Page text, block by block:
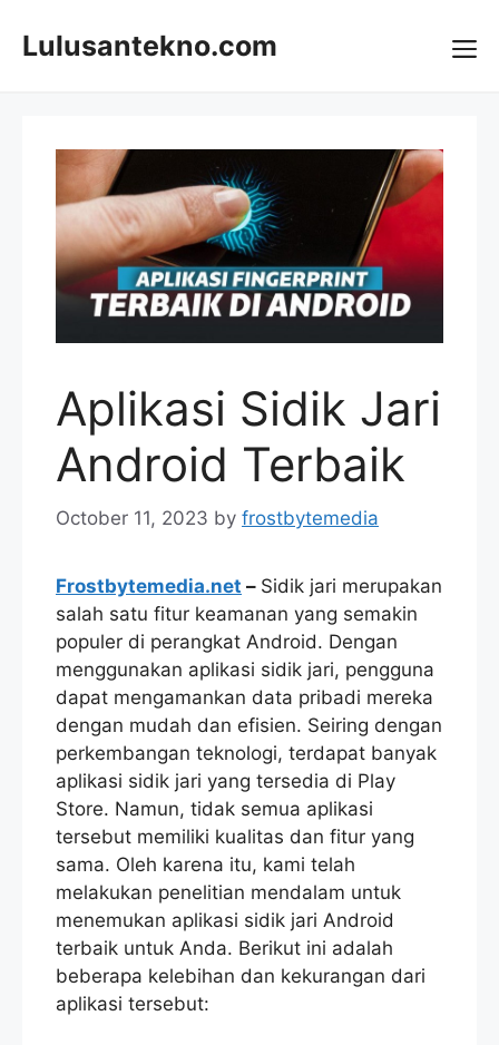
Lulusantekno.com
Aplikasi Sidik Jari
Android Terbaik
October 11, 2023 by frostbytemedia
Frostbytemedia.net – Sidik jari merupakan
salah satu fitur keamanan yang semakin
populer di perangkat Android. Dengan
menggunakan aplikasi sidik jari, pengguna
dapat mengamankan data pribadi mereka
dengan mudah dan efisien. Seiring dengan
perkembangan teknologi, terdapat banyak
aplikasi sidik jari yang tersedia di Play
Store. Namun, tidak semua aplikasi
tersebut memiliki kualitas dan fitur yang
sama. Oleh karena itu, kami telah
melakukan penelitian mendalam untuk
menemukan aplikasi sidik jari Android
terbaik untuk Anda. Berikut ini adalah
beberapa kelebihan dan kekurangan dari
aplikasi tersebut: